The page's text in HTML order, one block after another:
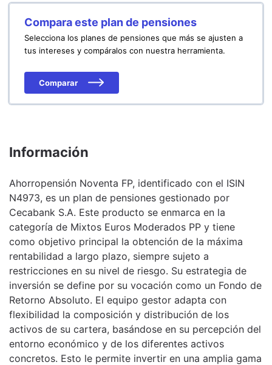
Compara este plan de pensiones
Selecciona los planes de pensiones que más se ajusten a
tus intereses y compáralos con nuestra herramienta.
Comparar
Información
Ahorropensión Noventa FP, identificado con el ISIN
N4973, es un plan de pensiones gestionado por
Cecabank S.A. Este producto se enmarca en la
categoría de Mixtos Euros Moderados PP y tiene
como objetivo principal la obtención de la máxima
rentabilidad a largo plazo, siempre sujeto a
restricciones en su nivel de riesgo. Su estrategia de
inversión se define por su vocación como un Fondo de
Retorno Absoluto. El equipo gestor adapta con
flexibilidad la composición y distribución de los
activos de su cartera, basándose en su percepción del
entorno económico y de los diferentes activos
concretos. Esto le permite invertir en una amplia gama